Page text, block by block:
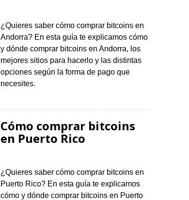
¿Quieres saber cómo comprar bitcoins en
Andorra? En esta guía te explicamos cómo
y dónde comprar bitcoins en Andorra, los
mejores sitios para hacerlo y las distintas
opciones según la forma de pago que
necesites.
Cómo comprar bitcoins
en Puerto Rico
¿Quieres saber cómo comprar bitcoins en
Puerto Rico? En esta guía te explicamos
cómo y dónde comprar bitcoins en Puerto